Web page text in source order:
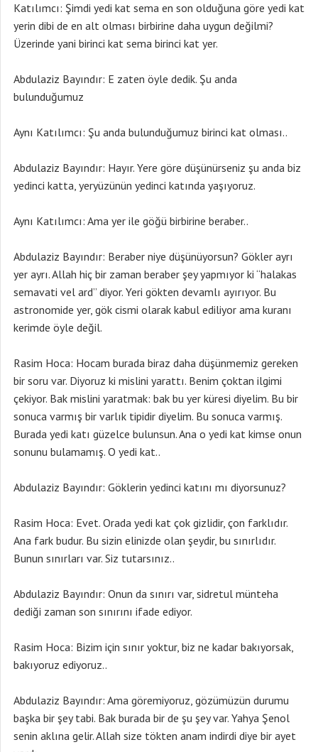
Katılımcı: Şimdi yedi kat sema en son olduğuna göre yedi kat
yerin dibi de en alt olması birbirine daha uygun değilmi?
Üzerinde yani birinci kat sema birinci kat yer.
Abdulaziz Bayındır: E zaten öyle dedik. Şu anda
bulunduğumuz
Aynı Katılımcı: Şu anda bulunduğumuz birinci kat olması..
Abdulaziz Bayındır: Hayır. Yere göre düşünürseniz şu anda biz
yedinci katta, yeryüzünün yedinci katında yaşıyoruz.
Aynı Katılımcı: Ama yer ile göğü birbirine beraber..
Abdulaziz Bayındır: Beraber niye düşünüyorsun? Gökler ayrı
yer ayrı. Allah hiç bir zaman beraber şey yapmıyor ki “halakas
semavati vel ard” diyor. Yeri gökten devamlı ayırıyor. Bu
astronomide yer, gök cismi olarak kabul ediliyor ama kuranı
kerimde öyle değil.
Rasim Hoca: Hocam burada biraz daha düşünmemiz gereken
bir soru var. Diyoruz ki mislini yarattı. Benim çoktan ilgimi
çekiyor. Bak mislini yaratmak: bak bu yer küresi diyelim. Bu bir
sonuca varmış bir varlık tipidir diyelim. Bu sonuca varmış.
Burada yedi katı güzelce bulunsun. Ana o yedi kat kimse onun
sonunu bulamamış. O yedi kat..
Abdulaziz Bayındır: Göklerin yedinci katını mı diyorsunuz?
Rasim Hoca: Evet. Orada yedi kat çok gizlidir, çon farklıdır.
Ana fark budur. Bu sizin elinizde olan şeydir, bu sınırlıdır.
Bunun sınırları var. Siz tutarsınız..
Abdulaziz Bayındır: Onun da sınırı var, sidretul münteha
dediği zaman son sınırını ifade ediyor.
Rasim Hoca: Bizim için sınır yoktur, biz ne kadar bakıyorsak,
bakıyoruz ediyoruz..
Abdulaziz Bayındır: Ama göremiyoruz, gözümüzün durumu
başka bir şey tabi. Bak burada bir de şu şey var. Yahya Şenol
senin aklına gelir. Allah size tökten anam indirdi diye bir ayet